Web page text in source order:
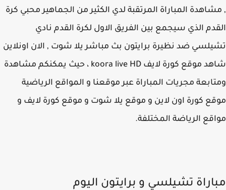
المباراة المرتقبة لدي الكثير من الجماهير محبي كرة
الذي سيجمع بين الفريق الاول لكرة القدم نادي
ضد نظيرة برايتون بث مباشر يلا شوت , الان اونلاين
شاهد موقع كورة لايف koora live HD ، حيث يمكنكم مشاهدة
مجريات المباراة عبر موقعنا و المواقع الرياضية
كورة اون لاين و موقع يلا شوت و موقع كورة لايف و
الرياضة المختلفة.
تشيلسي و برايتون اليوم